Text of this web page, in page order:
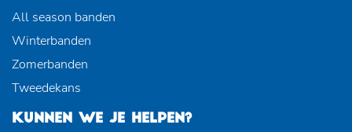
All season banden
Winterbanden
Zomerbanden
Tweedekans
KUNNEN WE JE HELPEN?